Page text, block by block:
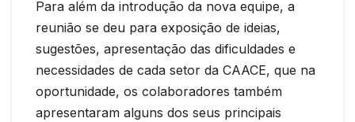
Para além da introdução da nova equipe, a
reunião se deu para exposição de ideias,
sugestões, apresentação das dificuldades e
necessidades de cada setor da CAACE, que na
oportunidade, os colaboradores também
apresentaram alguns dos seus principais